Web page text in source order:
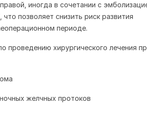
иногда в сочетании с
позволяет снизить риск развития
периоде.
проведению хирургического лечения
желчных протоков